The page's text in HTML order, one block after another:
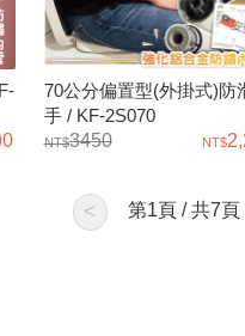
70公分偏置型(外掛式)防
手 / KF-2S070
3450
< 第1頁 / 共7頁